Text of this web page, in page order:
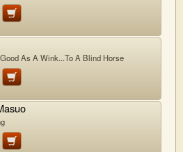
As A Wink...To A Blind Horse